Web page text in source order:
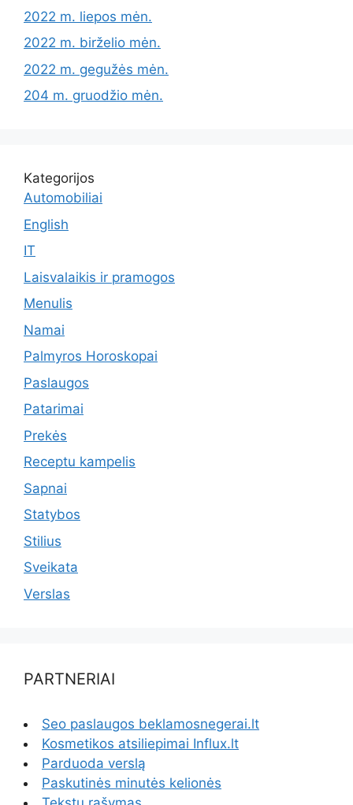
2022 m. liepos mėn.
2022 m. birželio mėn.
2022 m. gegužės mėn.
204 m. gruodžio mėn.
Kategorijos
Automobiliai
English
IT
Laisvalaikis ir pramogos
Menulis
Namai
Palmyros Horoskopai
Paslaugos
Patarimai
Prekės
Receptu kampelis
Sapnai
Statybos
Stilius
Sveikata
Verslas
PARTNERIAI
Seo paslaugos beklamosnegerai.lt
Kosmetikos atsiliepimai Influx.lt
Parduoda verslą
Paskutinės minutės kelionės